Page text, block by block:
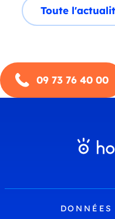
Toute
09 73 76 40 00